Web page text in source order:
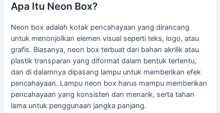
Apa Itu Neon Box?
Neon box adalah kotak pencahayaan yang dirancang
untuk menonjolkan elemen visual seperti teks, logo, atau
grafis. Biasanya, neon box terbuat dari bahan akrilik atau
plastik transparan yang diformat dalam bentuk tertentu,
dan di dalamnya dipasang lampu untuk memberikan efek
pencahayaan. Lampu neon box harus mampu memberikan
pencahayaan yang konsisten dan menarik, serta tahan
lama untuk penggunaan jangka panjang.